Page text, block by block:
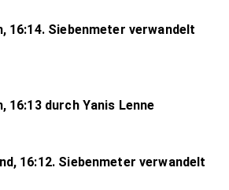
16:14. Siebenmeter verwandelt
16:13 durch Yanis Lenne
16:12. Siebenmeter verwandelt